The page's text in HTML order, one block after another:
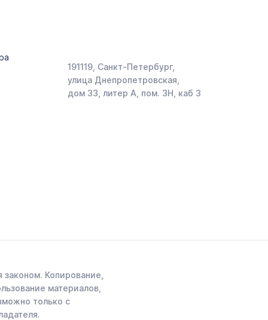
191119, Санкт-Петербург,
улица Днепропетровская,
дом 33, литер А, пом. 3Н, каб 3
Копирование,
материалов,
только с